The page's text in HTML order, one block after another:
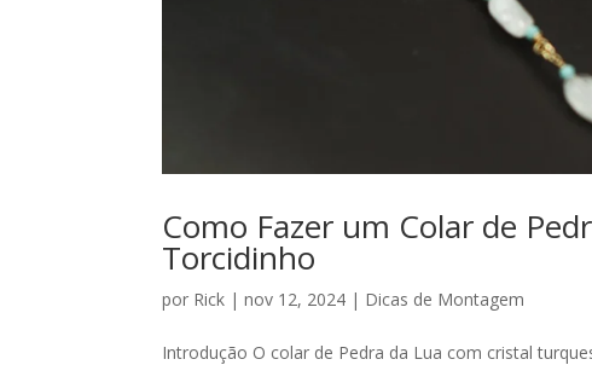
Como Fazer um Colar de
Torcidinho
por Rick |nov 12, 2024 | Dicas de Montagem
Introdução O colar de Pedra da Lua com cristal